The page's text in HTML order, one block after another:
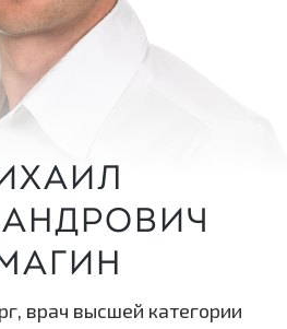
врач высшей категории